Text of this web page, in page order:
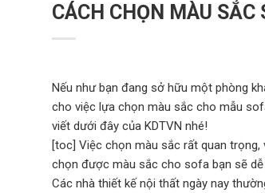
CÁCH CHỌN MÀU
Nếu như bạn đang sở hữu một phòng
cho việc lựa chọn màu sắc cho mẫu
viết dưới đây của KDTVN nhé!
[toc] Việc chọn màu sắc rất quan
chọn được màu sắc cho sofa bạn sẽ
Các nhà thiết kế nội thất ngày nay